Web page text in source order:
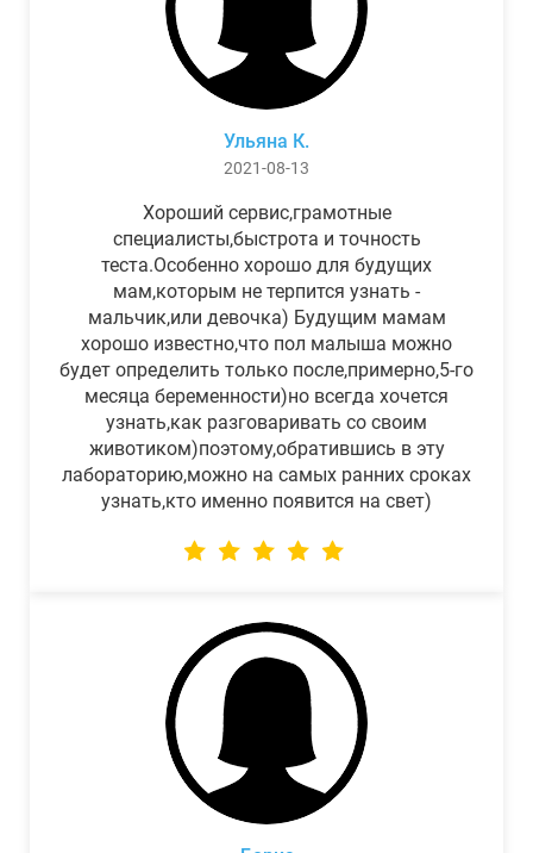
Ульяна К.
2021-08-13
Хороший сервис,грамотные
специалисты,быстрота и точность
теста.Особенно хорошо для будущих
мам,которым не терпится узнать -
мальчик,или девочка) Будущим мамам
хорошо известно,что пол малыша можно
будет определить только после,примерно,5-го
месяца беременности)но всегда хочется
узнать,как разговаривать со своим
животиком)поэтому,обратившись в эту
лабораторию,можно на самых ранних сроках
узнать,кто именно появится на свет)